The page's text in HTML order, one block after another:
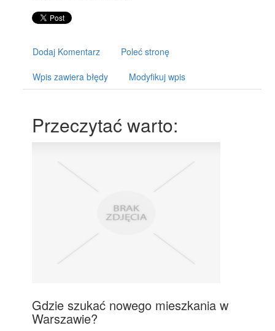
Dodaj Komentarz Poleć stronę
Wpis zawiera błędy Modyfikuj wpis
Przeczytać warto:
Gdzie szukać nowego mieszkania w
Warszawie?